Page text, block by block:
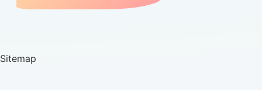
Sitemap